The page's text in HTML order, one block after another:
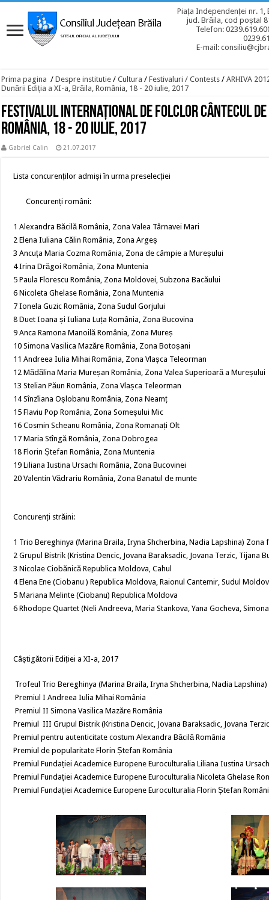
Piața Independenței nr. 1,
jud. Brăila, cod poștal
Telefon:
E-mail:
Prima pagina / Despre institutie / Cultura / Festivaluri / Contests / ARHIVA
Dunării Ediția a XI-a, Brăila, România, 18 - 20 iulie, 2017
Festivalul Internațional de Folclor Cântecul de
România, 18 - 20 iulie, 2017
Gabriel Calin 21.07.2017
Lista concurenților admiși în urma preselecției
Concurenți români:
1 Alexandra Băcilă România, Zona Valea Târnavei Mari
2 Elena Iuliana Călin România, Zona Argeș
3 Ancuța Maria Cozma România, Zona de câmpie a Mureșului
4 Irina Drăgoi România, Zona Muntenia
5 Paula Florescu România, Zona Moldovei, Subzona Bacăului
6 Nicoleta Ghelase România, Zona Muntenia
7 Ionela Guzic România, Zona Sudul Gorjului
8 Duet Ioana și Iuliana Luța România, Zona Bucovina
9 Anca Ramona Manoilă România, Zona Mureș
10 Simona Vasilica Mazăre România, Zona Botoșani
11 Andreea Iulia Mihai România, Zona Vlașca Teleorman
12 Mădălina Maria Mureșan România, Zona Valea Superioară a Mureșului
13 Stelian Păun România, Zona Vlașca Teleorman
14 Sînzîiana Oșlobanu România, Zona Neamț
15 Flaviu Pop România, Zona Someșului Mic
16 Cosmin Scheanu România, Zona Romanați Olt
17 Maria Stîngă România, Zona Dobrogea
18 Florin Ștefan România, Zona Muntenia
19 Liliana Iustina Ursachi România, Zona Bucovinei
20 Valentin Vădrariu România, Zona Banatul de munte
Concurenți străini:
1 Trio Bereghinya (Marina Braila, Iryna Shcherbina, Nadia Lapshina) Zona
2 Grupul Bistrik (Kristina Dencic, Jovana Baraksadic, Jovana Terzic, Tijana
3 Nicolae Ciobănică Republica Moldova, Cahul
4 Elena Ene (Ciobanu ) Republica Moldova, Raionul Cantemir, Sudul
5 Mariana Melinte (Ciobanu) Republica Moldova
6 Rhodope Quartet (Neli Andreeva, Maria Stankova, Yana Gocheva,
Câștigătorii Ediției a XI-a, 2017
Trofeul Trio Bereghinya (Marina Braila, Iryna Shcherbina, Nadia
Premiul I Andreea Iulia Mihai România
Premiul II Simona Vasilica Mazăre România
Premiul III Grupul Bistrik (Kristina Dencic, Jovana Baraksadic, Jovana
Premiul pentru autenticitate costum Alexandra Băcilă România
Premiul de popularitate Florin Ștefan România
Premiul Fundației Academice Europene Euroculturalia Liliana Iustina
Premiul Fundației Academice Europene Euroculturalia Nicoleta Ghelase
Premiul Fundației Academice Europene Euroculturalia Florin Ștefan